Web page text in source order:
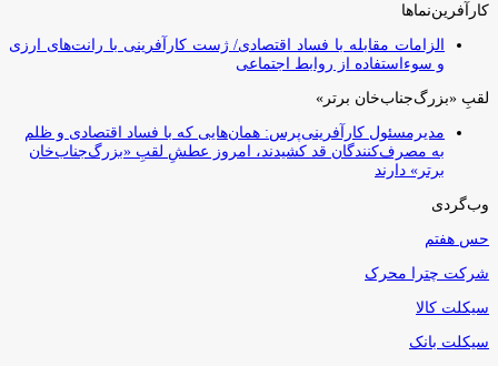
کارآفرین‌نماها
الزامات مقابله با فساد اقتصادی/ ژست کارآفرینی با رانت‌های ارزی
و سوءاستفاده از روابط اجتماعی
لقبِ «بزرگ‌جناب‌خان برتر»
مدیرمسئول کارآفرینی‌پرس: همان‌هایی که با فساد اقتصادی و ظلم
به مصرف‌کنندگان قد کشیدند، امروز عطشِ لقبِ «بزرگ‌جناب‌خان
برتر» دارند
وب‌گردی
حس هفتم
شرکت چترا محرک
سیکلت کالا
سیکلت بانک